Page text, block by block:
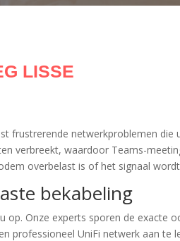
LISSE
frustrerende netwerkproblemen
verbreekt, waardoor Teams-
overbelast is of het signaal
bekabeling
Onze experts sporen de exacte
professioneel UniFi netwerk aan